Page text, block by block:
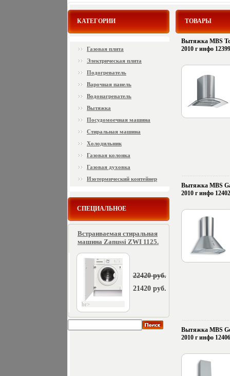
КАТЕГОРИИ
Газовая плита
Электрическая плита
Подогреватель
Варочная панель
Водонагреватель
Вытяжка
Посудомоечная машина
Стиральная машина
Холодильник
Газовая колонка
Газовая духовка
Изотермический контейнер
СПЕЦИАЛЬНОЕ
Встраиваемая стиральная
машина Zanussi ZWI 1125.
br>
22420 руб.
21420 руб.
ТОВАРЫ
Вытяжка MBS
2010 г инфо
Вытяжка MBS
2010 г инфо
Вытяжка MBS
2010 г инфо